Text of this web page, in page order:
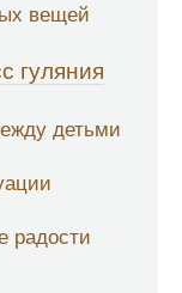
вещей
гуляния
детьми
радости